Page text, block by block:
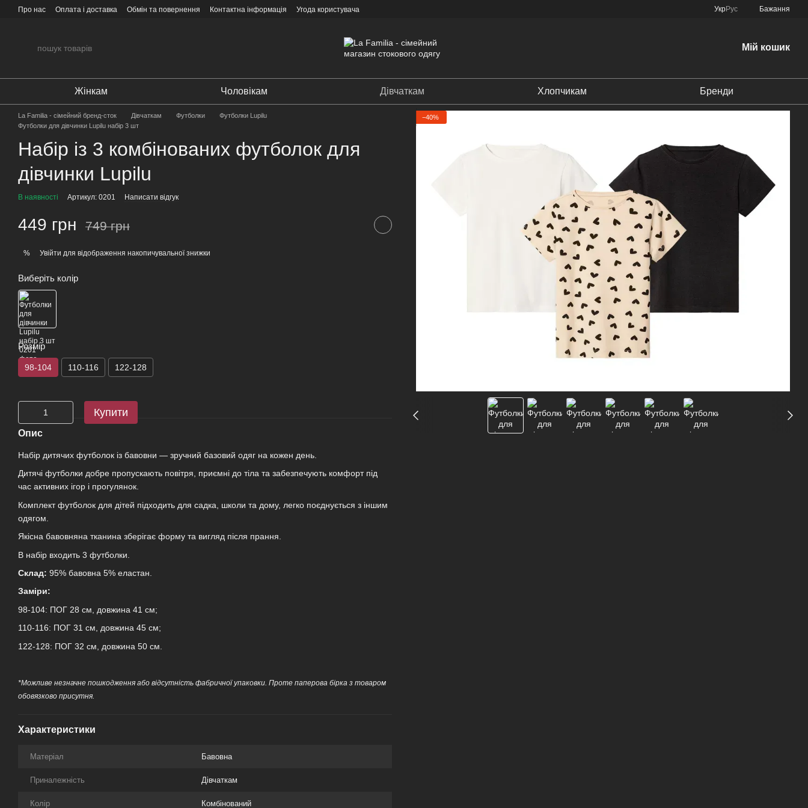
Перейти до основного контенту
Про нас Оплата і доставка Обмін та повернення Контактна інформація Угода користувача УкрРус Бажання
Мій кошик
Жінкам Чоловікам Дівчаткам Хлопчикам Бренди
La Familia - сімейний бренд-сток Дівчаткам Футболки
Футболки Lupilu
Футболки для дівчинки Lupilu набір 3 шт
Набір із 3 комбінованих футболок для
дівчинки Lupilu
В наявності Артикул: 0201 Написати відгук
449 грн 749 грн
% Увійти для відображення накопичувальної знижки
Виберіть колір
Розмір
98-104 110-116 122-128
Купити
Опис
Набір дитячих футболок із бавовни — зручний базовий одяг на кожен день.
Дитячі футболки добре пропускають повітря, приємні до тіла та забезпечують комфорт під
час активних ігор і прогулянок.
Комплект футболок для дітей підходить для садка, школи та дому, легко поєднується з іншим
одягом.
Якісна бавовняна тканина зберігає форму та вигляд після прання.
В набір входить 3 футболки.
Склад: 95% бавовна 5% еластан.
Заміри:
98-104: ПОГ 28 см, довжина 41 см;
110-116: ПОГ 31 см, довжина 45 см;
122-128: ПОГ 32 см, довжина 50 см.
*Можливе незначне пошкодження або відсутність фабричної упаковки. Проте паперова бірка з товаром
обовязково присутня.
Характеристики
Матеріал Бавовна
Приналежність Дівчаткам
Колір Комбінований
−40%